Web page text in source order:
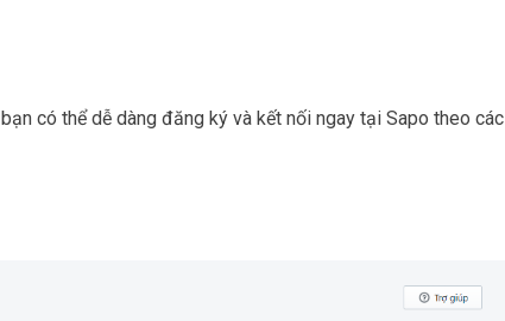
có thể dễ dàng đăng ký và kết nối ngay tại Sapo theo các